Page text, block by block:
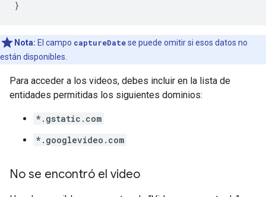
}
Nota: El campo captureDatese puede omitir si esos datos no
están disponibles.
Para acceder a los videos, debes incluir en la lista de
entidades permitidas los siguientes dominios:
*.gstatic.com
*.googlevideo.com
No se encontró el video